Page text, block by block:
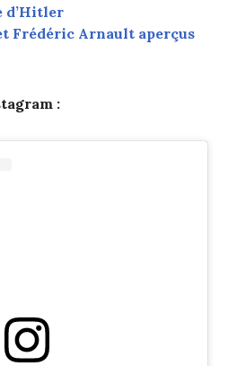
d’Hitler
Frédéric Arnault aperçus
: